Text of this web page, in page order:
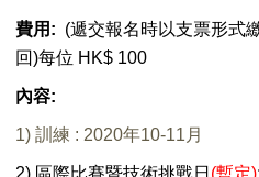
費用: (遞交報名時以支票形式
回)每位 HK$ 100
內容:
1) 訓練 : 2020年10-11 月
2) 區際比賽暨技術挑戰日 (暫定)